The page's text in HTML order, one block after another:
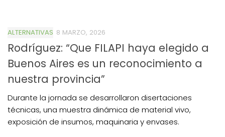
ALTERNATIVAS 8 MARZO, 2026
Rodríguez: “Que FILAPI haya elegido a
Buenos Aires es un reconocimiento a
nuestra provincia”
Durante la jornada se desarrollaron disertaciones
técnicas, una muestra dinámica de material vivo,
exposición de insumos, maquinaria y envases.